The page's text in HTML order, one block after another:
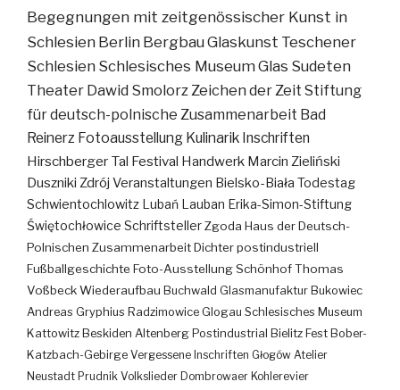
Begegnungen mit zeitgenössischer Kunst in
Schlesien Berlin BergbauGlaskunst Teschener
Schlesien Schlesisches MuseumGlas Sudeten
Theater Dawid SmolorzZeichen der Zeit Stiftung
für deutsch-polnische Zusammenarbeit Bad
Reinerz Fotoausstellung Kulinarik Inschriften
Hirschberger Tal Festival Handwerk Marcin Zieliński
Duszniki Zdrój Veranstaltungen Bielsko-Biała Todestag
Schwientochlowitz
Lubań Lauban Erika-Simon-Stiftung
Świętochłowice SchriftstellerZgoda Haus der Deutsch-
Polnischen ZusammenarbeitDichterpostindustriell
Fußballgeschichte Foto-AusstellungSchönhofThomas
VoßbeckWiederaufbau Buchwald Glasmanufaktur Bukowiec
Andreas Gryphius Radzimowice Glogau Schlesisches Museum
Kattowitz Beskiden Altenberg Postindustrial Bielitz Fest Bober-
Katzbach-Gebirge Vergessene Inschriften Głogów Atelier
Neustadt Prudnik Volkslieder Dombrowaer Kohlerevier